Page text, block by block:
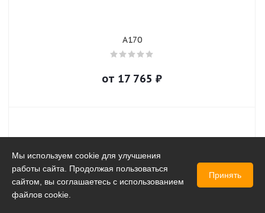
A170
от 17 765 ₽
Мы используем cookie для улучшения
работы сайта. Продолжая пользоваться
сайтом, вы соглашаетесь с использованием
файлов cookie.
Принять